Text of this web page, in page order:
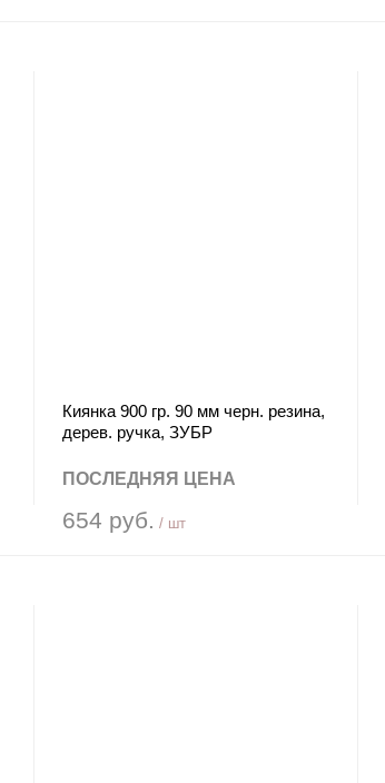
Киянка 900 гр. 90 мм черн. резина,
дерев. ручка, ЗУБР
ПОСЛЕДНЯЯ ЦЕНА
654 руб. / шт